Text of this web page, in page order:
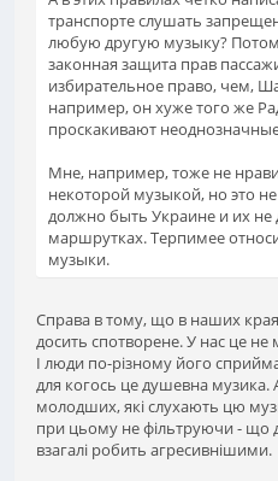
транспорте слушать
любую другую музыку?
законная защита прав
избирательное право, чем,
например, он хуже того же
проскакивают
Мне, например, тоже не
некоторой музыкой, но это
должно быть Украине и их
маршрутках. Терпимее
музыки.
Справа в тому, що в наших
досить спотворене. У нас це не
І люди по-різному його
для когось це душевна музика.
молодших, які слухають цю
при цьому не фільтруючи - що
взагалі робить агресивнішими.